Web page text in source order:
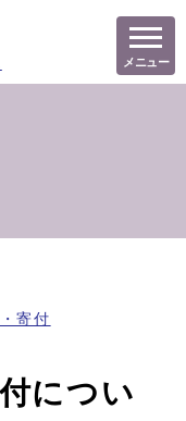
メニュー
寄付
につい